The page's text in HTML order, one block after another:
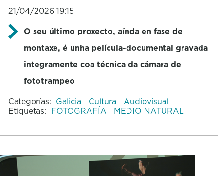
21/04/2026 19:15
O seu último proxecto, aínda en fase de
montaxe, é unha película-documental gravada
integramente coa técnica da cámara de
fototrampeo
Categorías: Galicia Cultura
Audiovisual
Etiquetas: FOTOGRAFÍA MEDIO NATURAL